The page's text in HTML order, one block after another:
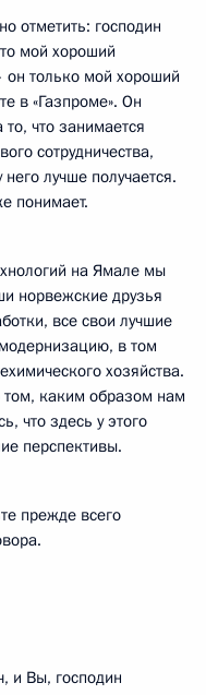
отметить: господин
мой хороший
только мой хороший
в «Газпроме». Он
что занимается
сотрудничества,
лучше получается.
понимает.
на Ямале мы
норвежские друзья
все свои лучшие
в том
хозяйства.
каким образом нам
что здесь у этого
перспективы.
прежде всего
и Вы, господин